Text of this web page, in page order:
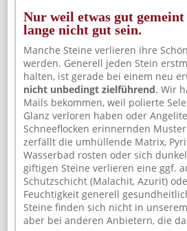
Nur weil etwas gut gemeint
lange nicht gut sein.
Manche Steine verlieren ihre
werden. Generell jeden Stein
halten, ist gerade bei einem neu
nicht unbedingt zielführend. Wir
Mails bekommen, weil polierte
Glanz verloren haben oder
Schneeflocken erinnernden
zerfällt die umhüllende Matrix,
Wasserbad rosten oder sich
giftigen Steine verlieren eine ggf.
Schutzschicht (Malachit, Azurit)
Feuchtigkeit generell
Steine finden sich nicht in
aber bei anderen Anbietern, die